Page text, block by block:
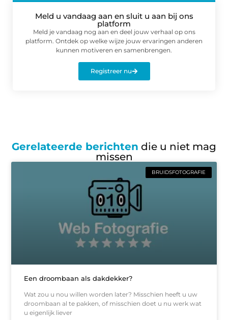
Meld u vandaag aan en sluit u aan bij ons
platform
Meld je vandaag nog aan en deel jouw verhaal op ons
platform. Ontdek op welke wijze jouw ervaringen anderen
kunnen motiveren en samenbrengen.
Registreer nu
Gerelateerde berichten die u niet mag
missen
BRUIDSFOTOGRAFIE
Een droombaan als dakdekker?
Wat zou u nou willen worden later? Misschien heeft u uw
droombaan al te pakken, of misschien doet u nu werk wat
u eigenlijk liever